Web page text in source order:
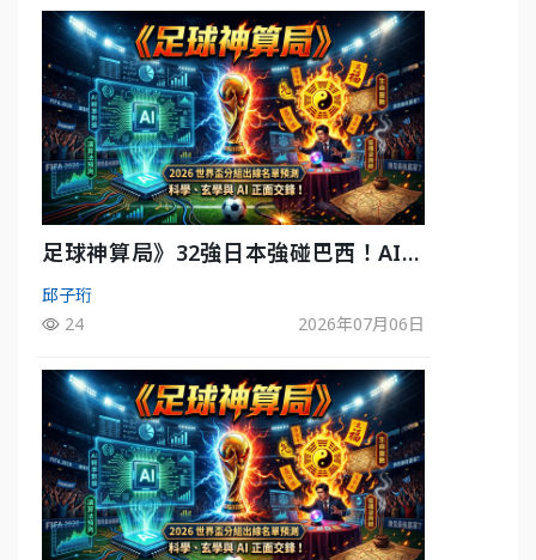
足球神算局》32強日本強碰巴西！AI估
五五波 牛肉哥、小魚看好延長賽爆冷
邱子珩
24
2026年07月06日